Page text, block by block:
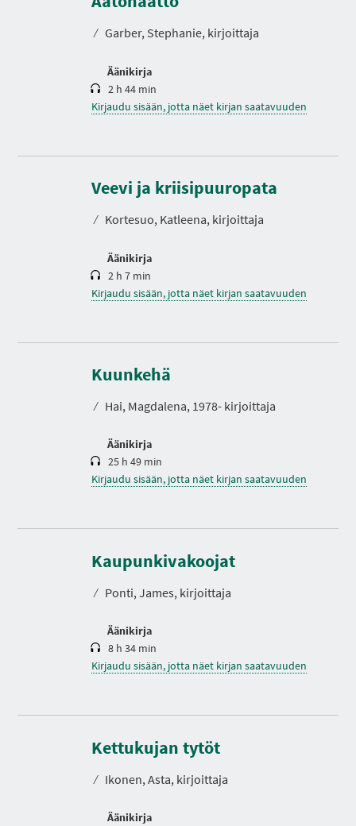
⁄ Garber, Stephanie, kirjoittaja
Äänikirja
t
2 h 44 min
Kirjaudu sisään, jotta näet kirjan saatavuuden
Veevi ja kriisipuuropata
⁄ Kortesuo, Katleena, kirjoittaja
Äänikirja
K
s
t
2 h 7 min
Kirjaudu sisään, jotta näet kirjan saatavuuden
Kuunkehä
⁄ Hai, Magdalena, 1978- kirjoittaja
Äänikirja
K
s
t
25 h 49 min
Kirjaudu sisään, jotta näet kirjan saatavuuden
Kaupunkivakoojat
⁄ Ponti, James, kirjoittaja
Äänikirja
K
s
t
8 h 34 min
Kirjaudu sisään, jotta näet kirjan saatavuuden
Kettukujan tytöt
⁄ Ikonen, Asta, kirjoittaja
Äänikirja
K
s
t